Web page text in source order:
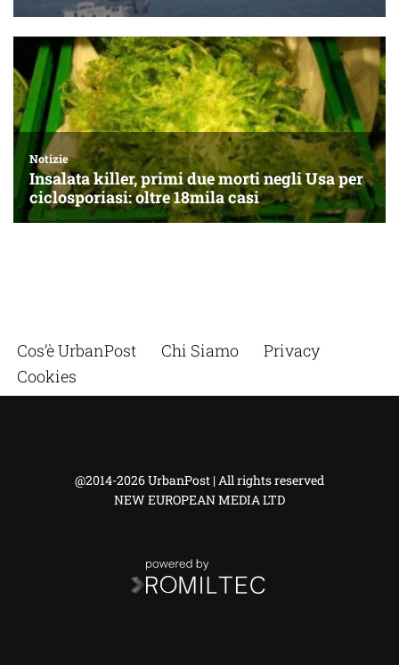
Cos’è UrbanPost Chi Siamo
Privacy
Cookies
@2014-2026 UrbanPost | All rights reserved
NEW EUROPEAN MEDIA LTD